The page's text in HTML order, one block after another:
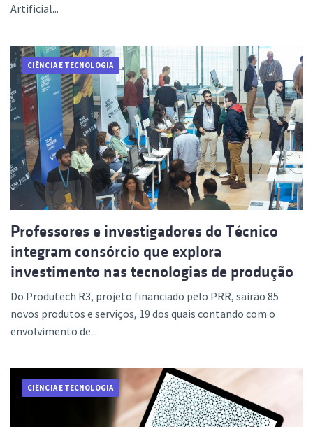
Artificial...
CIÊNCIA E TECNOLOGIA
Professores e investigadores do Técnico
integram consórcio que explora
investimento nas tecnologias de produção
Do Produtech R3, projeto financiado pelo PRR, sairão 85
novos produtos e serviços, 19 dos quais contando com o
envolvimento de...
CIÊNCIA E TECNOLOGIA